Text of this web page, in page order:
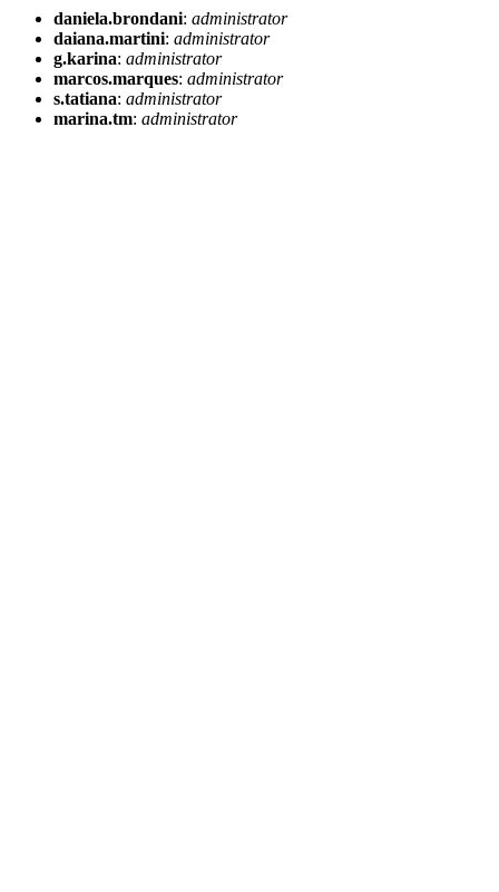
daniela.brondani: administrator
daiana.martini: administrator
g.karina: administrator
marcos.marques: administrator
s.tatiana: administrator
marina.tm: administrator